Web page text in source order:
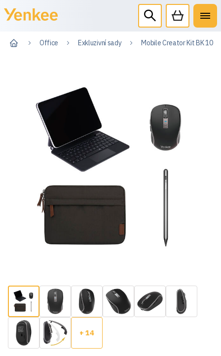
Office Exkluzivní sady Mobile Creator Kit BK 10.9
+ 14